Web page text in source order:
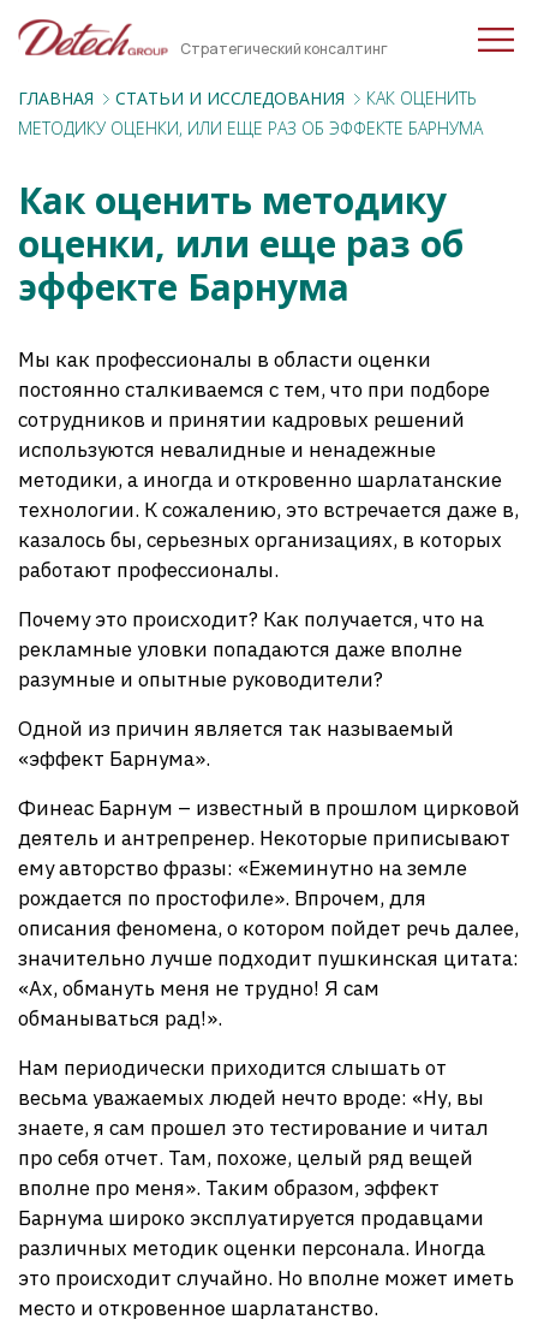
Стратегический консалтинг
ГЛАВНАЯ CТАТЬИ И ИССЛЕДОВАНИЯ
КАК ОЦЕНИТЬ
МЕТОДИКУ ОЦЕНКИ, ИЛИ ЕЩЕ РАЗ ОБ ЭФФЕКТЕ БАРНУМА
Как оценить методику
оценки, или еще раз об
эффекте Барнума
Мы как профессионалы в области оценки
постоянно сталкиваемся с тем, что при подборе
сотрудников и принятии кадровых решений
используются невалидные и ненадежные
методики, а иногда и откровенно шарлатанские
технологии. К сожалению, это встречается даже в,
казалось бы, серьезных организациях, в которых
работают профессионалы.
Почему это происходит? Как получается, что на
рекламные уловки попадаются даже вполне
разумные и опытные руководители?
Одной из причин является так называемый
«эффект Барнума».
Финеас Барнум – известный в прошлом цирковой
деятель и антрепренер. Некоторые приписывают
ему авторство фразы: «Ежеминутно на земле
рождается по простофиле». Впрочем, для
описания феномена, о котором пойдет речь далее,
значительно лучше подходит пушкинская цитата:
«Ах, обмануть меня не трудно! Я сам
обманываться рад!».
Нам периодически приходится слышать от
весьма уважаемых людей нечто вроде: «Ну, вы
знаете, я сам прошел это тестирование и читал
про себя отчет. Там, похоже, целый ряд вещей
вполне про меня». Таким образом, эффект
Барнума широко эксплуатируется продавцами
различных методик оценки персонала. Иногда
это происходит случайно. Но вполне может иметь
место и откровенное шарлатанство.